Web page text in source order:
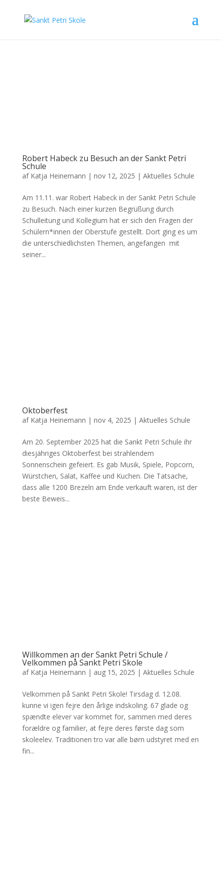
Robert Habeck zu Besuch an der Sankt Petri
Schule
af Katja Heinemann | nov 12, 2025 | Aktuelles Schule
Am 11.11. war Robert Habeck in der Sankt Petri Schule
zu Besuch. Nach einer kurzen Begrüßung durch
Schulleitung und Kollegium hat er sich den Fragen der
Schülern*innen der Oberstufe gestellt. Dort ging es um
die unterschiedlichsten Themen, angefangen mit
seiner...
Oktoberfest
af Katja Heinemann | nov 4, 2025 | Aktuelles Schule
Am 20. September 2025 hat die Sankt Petri Schule ihr
diesjähriges Oktoberfest bei strahlendem
Sonnenschein gefeiert. Es gab Musik, Spiele, Popcorn,
Würstchen, Salat, Kaffee und Kuchen. Die Tatsache,
dass alle 1200 Brezeln am Ende verkauft waren, ist der
beste Beweis...
Willkommen an der Sankt Petri Schule /
Velkommen på Sankt Petri Skole
af Katja Heinemann | aug 15, 2025 | Aktuelles Schule
Velkommen på Sankt Petri Skole! Tirsdag d. 12.08.
kunne vi igen fejre den årlige indskoling. 67 glade og
spændte elever var kommet for, sammen med deres
forældre og familier, at fejre deres første dag som
skoleelev. Traditionen tro var alle børn udstyret med en
fin...